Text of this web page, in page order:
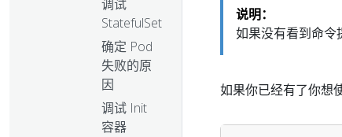
调试
StatefulSet
确定 Pod
失败的原
因
调试 Init
容器
说明：
如果没有看到命令
如果你已经有了你想